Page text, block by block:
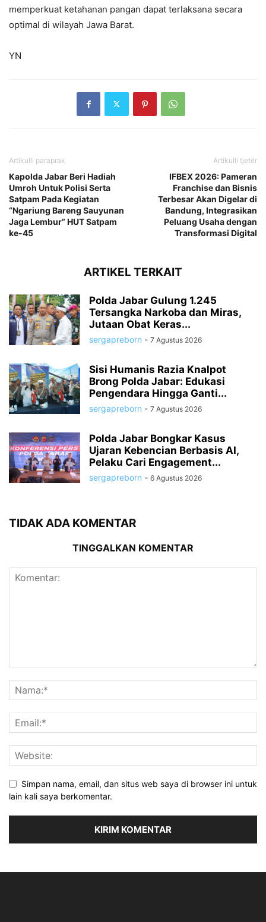
memperkuat ketahanan pangan dapat terlaksana secara
optimal di wilayah Jawa Barat.
YN
Artikulli paraprak
Kapolda Jabar Beri Hadiah
Umroh Untuk Polisi Serta
Satpam Pada Kegiatan
“Ngariung Bareng Sauyunan
Jaga Lembur” HUT Satpam
ke-45
Artikulli tjetër
IFBEX 2026: Pameran
Franchise dan Bisnis
Terbesar Akan Digelar di
Bandung, Integrasikan
Peluang Usaha dengan
Transformasi Digital
ARTIKEL TERKAIT
Polda Jabar Gulung 1.245
Tersangka Narkoba dan Miras,
Jutaan Obat Keras...
sergapreborn - 7 Agustus 2026
Sisi Humanis Razia Knalpot
Brong Polda Jabar: Edukasi
Pengendara Hingga Ganti...
sergapreborn - 7 Agustus 2026
Polda Jabar Bongkar Kasus
Ujaran Kebencian Berbasis AI,
Pelaku Cari Engagement...
sergapreborn - 6 Agustus 2026
TIDAK ADA KOMENTAR
TINGGALKAN KOMENTAR
Simpan nama, email, dan situs web saya di browser ini untuk
lain kali saya berkomentar.